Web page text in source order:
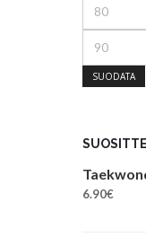
SUODATA
6.90€